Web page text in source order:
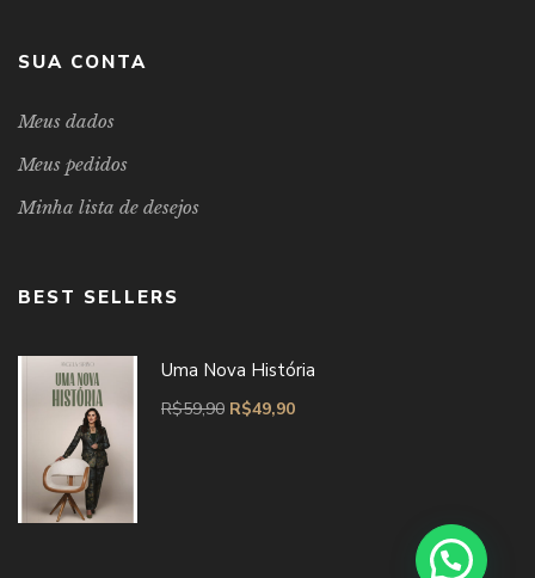
SUA CONTA
Meus dados
Meus pedidos
Minha lista de desejos
BEST SELLERS
Uma Nova História
R$59,90 R$49,90